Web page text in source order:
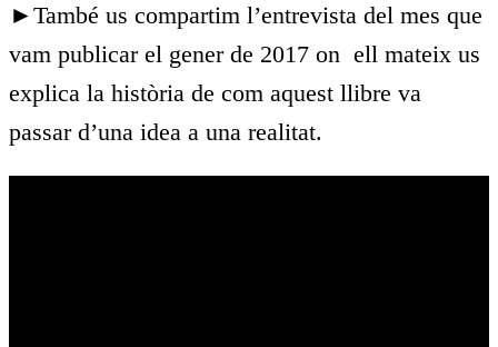
►També us compartim l’entrevista del mes que
vam publicar el gener de 2017 on ell mateix us
explica la història de com aquest llibre va
passar d’una idea a una realitat.